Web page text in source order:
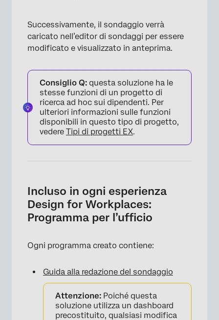
×
Successivamente, il sondaggio verrà
caricato nell’editor di sondaggi per essere
modificato e visualizzato in anteprima.
Consiglio Q: questa soluzione ha le
stesse funzioni di un progetto di
ricerca ad hoc sui dipendenti. Per
ulteriori informazioni sulle funzioni
disponibili in questo tipo di progetto,
vedere Tipi di progetti EX.
Incluso in ogni esperienza
Design for Workplaces:
Programma per l’ufficio
Ogni programma creato contiene:
Guida alla redazione del sondaggio
Attenzione: Poiché questa
soluzione utilizza un dashboard
precostituito, qualsiasi modifica